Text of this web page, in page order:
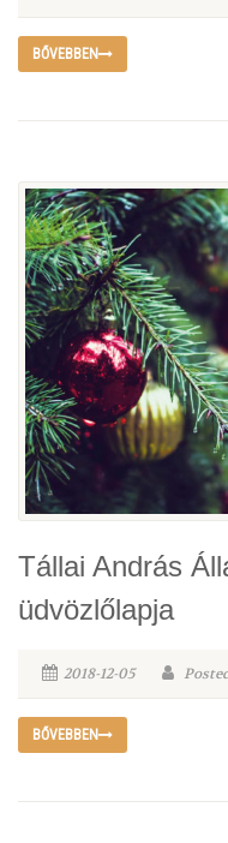
BŐVEBBEN
Tállai András
üdvözlőlapja
2018-12-05
BŐVEBBEN